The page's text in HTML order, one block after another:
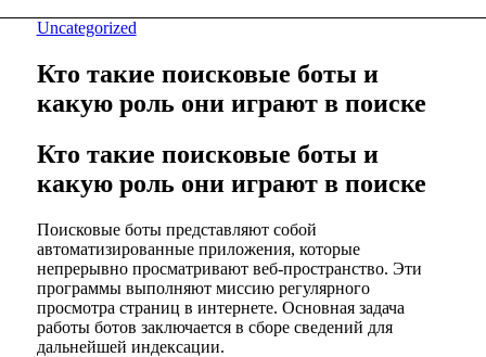
Uncategorized
Кто такие поисковые боты и
какую роль они играют в поиске
Кто такие поисковые боты и
какую роль они играют в поиске
Поисковые боты представляют собой
автоматизированные приложения, которые
непрерывно просматривают веб-пространство. Эти
программы выполняют миссию регулярного
просмотра страниц в интернете. Основная задача
работы ботов заключается в сборе сведений для
дальнейшей индексации.